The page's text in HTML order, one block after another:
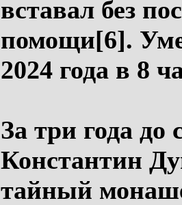
вставал без
помощи[6].
2024 года в 8
За три года до
Константин
тайный